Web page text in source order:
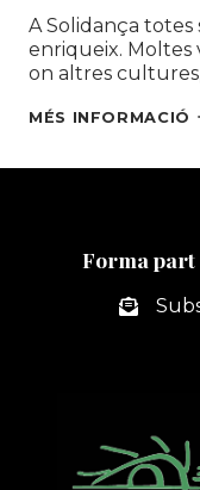
A Solidança totes
enriqueix.
on altres
MÉS INFORMACIÓ
Forma part